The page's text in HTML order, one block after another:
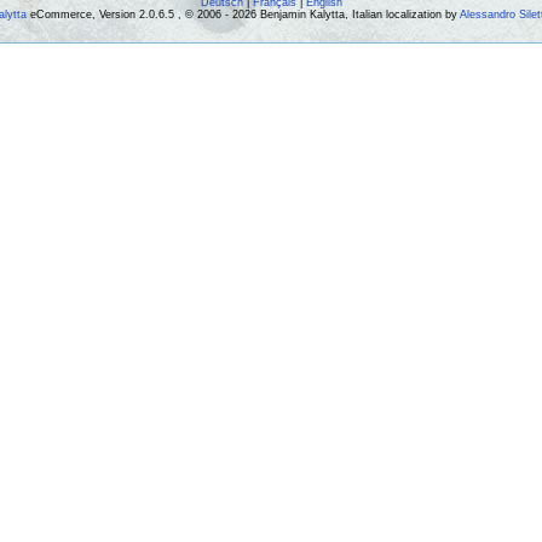
Deutsch| Français|
English
eCommerce, Version 2.0.6.5 , © 2006 - 2026 Benjamin Kalytta, Italian localization by Alessandro